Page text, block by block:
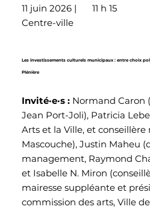
Les investissements culturels municipaux : entre choix
Plénière
11 h 15
11 juin 2026 |
Centre-ville
Invité·e·s :Normand Caron
Jean Port-Joli), Patricia
Arts et la Ville, et
Mascouche), Justin Maheu
management, Raymond
et Isabelle N. Miron
mairesse suppléante et
commission des arts, Ville